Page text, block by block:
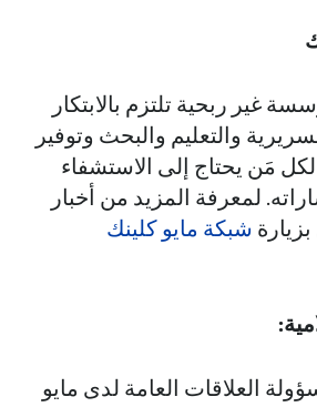
غير ربحية تلتزم بالابتكار
والتعليم والبحث وتوفير
مَن يحتاج إلى الاستشفاء
لمعرفة المزيد من أخبار
شبكة مايو كلينك
العلاقات العامة لدى مايو